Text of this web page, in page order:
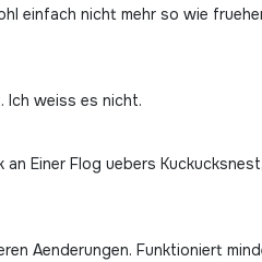
einfach nicht mehr so wie
Ich weiss es nicht.
Einer Flog uebers
Aenderungen. Funktioniert